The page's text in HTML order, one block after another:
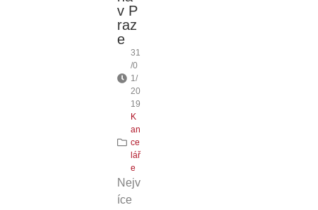
v P
raz
e
31
/0
1/
20
19
K
an
ce
lář
e
Nejv
íce